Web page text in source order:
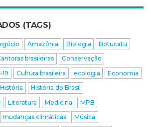
(TAGS)
Amazônia Biologia
Botucatu
brasileiras
Conservação
Cultura brasileira ecologia
Economia
História
História do Brasil
Literatura Medicina
MPB
mudanças climáticas
Música